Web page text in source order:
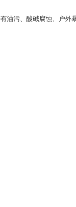
油污、酸碱腐蚀、户外